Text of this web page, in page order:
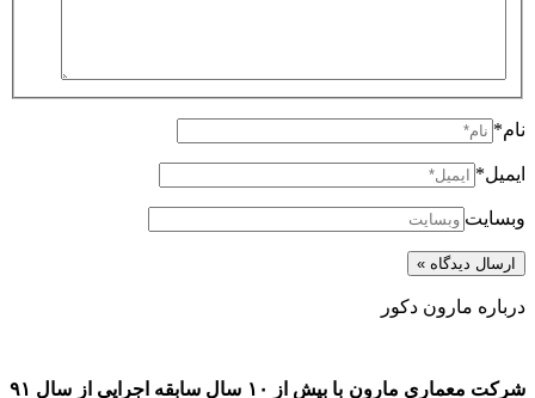
نام*
ایمیل*
وبسایت
درباره مارون دکور
شرکت معماری مارون با بیش از ۱۰ سال سابقه اجرایی از سال ۹۱